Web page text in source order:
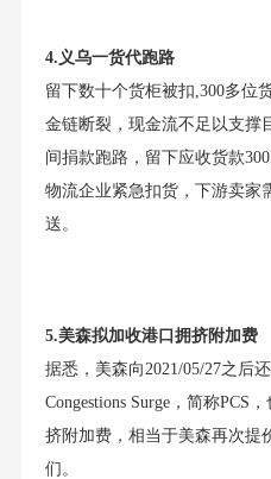
4.义乌一货代跑路
留下数十个货柜被扣,300多位
金链断裂，现金流不足以支撑
间捐款跑路，留下应收货款
物流企业紧急扣货，下游卖家
送。
5.美森拟加收港口拥挤附加费
据悉，美森向2021/05/27之后
Congestions Surge，简称PCS
挤附加费，相当于美森再次提
们。